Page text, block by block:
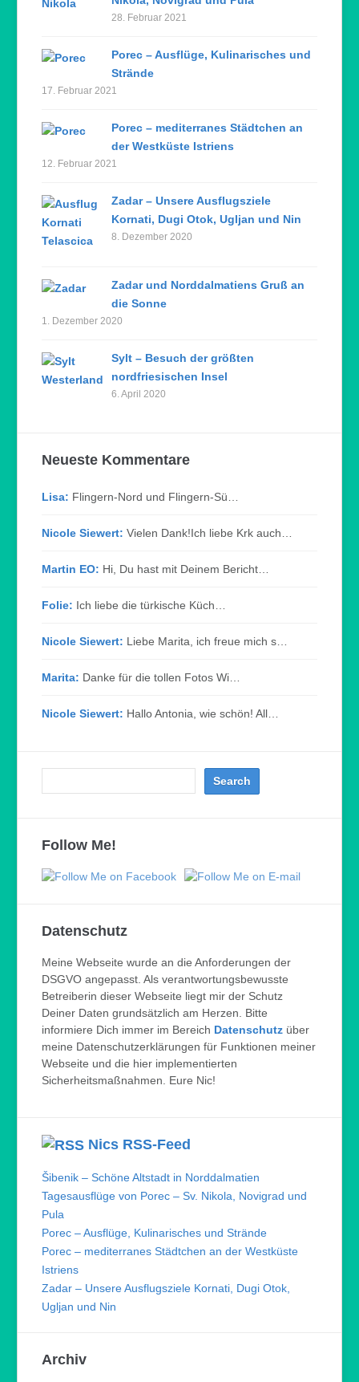
28. Februar 2021
Porec – Ausflüge, Kulinarisches und
Strände
17. Februar 2021
Porec – mediterranes Städtchen an
der Westküste Istriens
12. Februar 2021
Zadar – Unsere Ausflugsziele
Kornati, Dugi Otok, Ugljan und Nin
8. Dezember 2020
Zadar und Norddalmatiens Gruß an
die Sonne
1. Dezember 2020
Sylt – Besuch der größten
nordfriesischen Insel
6. April 2020
Neueste Kommentare
Lisa: Flingern-Nord und Flingern-Sü…
Nicole Siewert: Vielen Dank!Ich liebe Krk auch…
Martin EO: Hi, Du hast mit Deinem Bericht…
Folie: Ich liebe die türkische Küch…
Nicole Siewert: Liebe Marita, ich freue mich s…
Marita: Danke für die tollen Fotos Wi…
Nicole Siewert: Hallo Antonia, wie schön! All…
Follow Me!
Datenschutz
Meine Webseite wurde an die Anforderungen der
DSGVO angepasst. Als verantwortungsbewusste
Betreiberin dieser Webseite liegt mir der Schutz
Deiner Daten grundsätzlich am Herzen. Bitte
informiere Dich immer im Bereich Datenschutz über
meine Datenschutzerklärungen für Funktionen meiner
Webseite und die hier implementierten
Sicherheitsmaßnahmen. Eure Nic!
Nics RSS-Feed
Šibenik – Schöne Altstadt in Norddalmatien
Tagesausflüge von Porec – Sv. Nikola, Novigrad und
Pula
Porec – Ausflüge, Kulinarisches und Strände
Porec – mediterranes Städtchen an der Westküste
Istriens
Zadar – Unsere Ausflugsziele Kornati, Dugi Otok,
Ugljan und Nin
Archiv